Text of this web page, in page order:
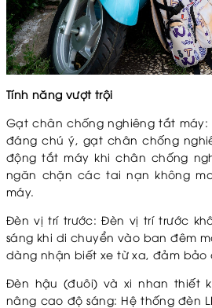
Tính năng vượt trội
Gạt chân chống nghiêng tắt
đáng chú ý, gạt chân chống
động tắt máy khi chân chống
ngăn chặn các tai nạn không
máy.
Đèn vị trí trước: Đèn vị trí trước
sáng khi di chuyển vào ban đêm
dàng nhận biết xe từ xa, đảm bảo
Đèn hậu (đuôi) và xi nhan thiết
nâng cao độ sáng: Hệ thống đèn